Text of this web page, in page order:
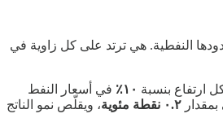
النفطية. هي ترتد على كل زاوية في
ارتفاع بنسبة ١٠٪
في أسعار النفط
٠.٢ نقطة مئوية
، ويقلّص نمو الناتج